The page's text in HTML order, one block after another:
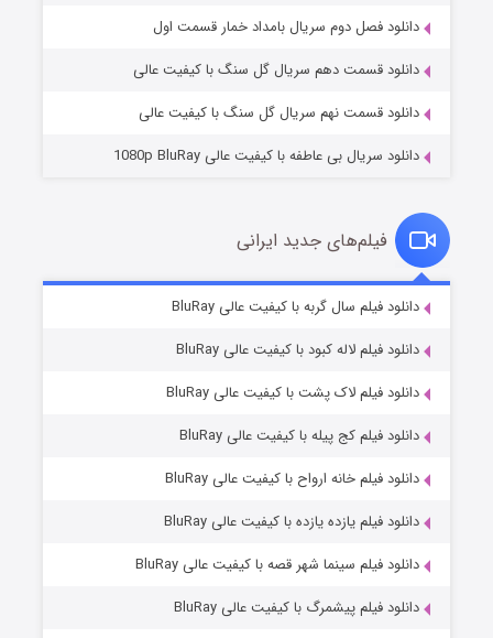
قسمت۲ (زیرنویس) منتشر شد
قسمت۷ (زیرنویس) منتشر شد
دانلود فصل دوم سریال بامداد خمار قسمت اول
دانلود قسمت دهم سریال گل سنگ با کیفیت عالی
دانلود قسمت نهم سریال گل سنگ با کیفیت عالی
دانلود سریال بی عاطفه با کیفیت عالی 1080p BluRay
فیلم‌های جدید ایرانی
دانلود فیلم سال گربه با کیفیت عالی BluRay
دانلود فیلم لاله کبود با کیفیت عالی BluRay
دانلود فیلم لاک پشت با کیفیت عالی BluRay
دانلود فیلم کج‌ پیله با کیفیت عالی BluRay
دانلود فیلم خانه ارواح با کیفیت عالی BluRay
دانلود فیلم یازده یازده با کیفیت عالی BluRay
دانلود فیلم سینما شهر قصه با کیفیت عالی BluRay
دانلود فیلم پیشمرگ با کیفیت عالی BluRay